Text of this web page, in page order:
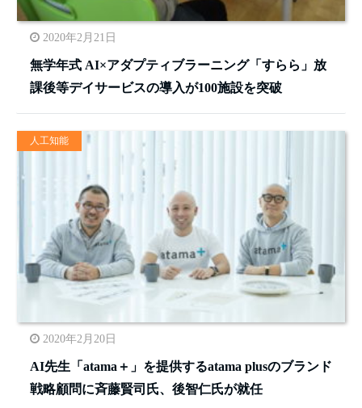
2020年2月21日
無学年式 AI×アダプティブラーニング「すらら」放
課後等デイサービスの導入が100施設を突破
人工知能
2020年2月20日
AI先生「atama＋」を提供するatama plusのブランド
戦略顧問に斉藤賢司氏、後智仁氏が就任